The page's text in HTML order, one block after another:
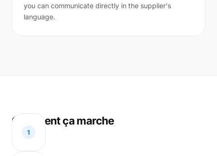
you can communicate directly in the supplier's
language.
Comment ça marche
1